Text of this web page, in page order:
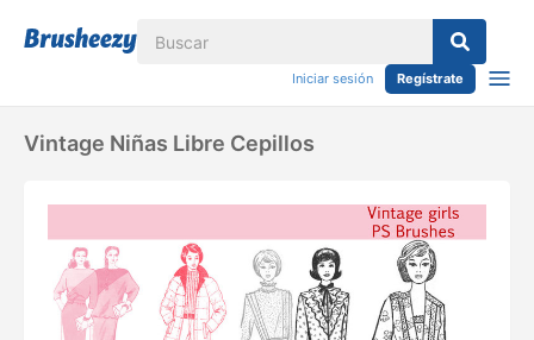
Iniciar sesión Regístrate
Vintage Niñas Libre Cepillos